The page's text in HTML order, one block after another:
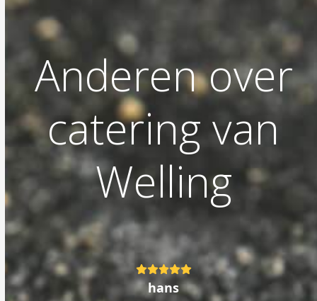
Anderen over
catering van
Welling
Rating:
5 hans